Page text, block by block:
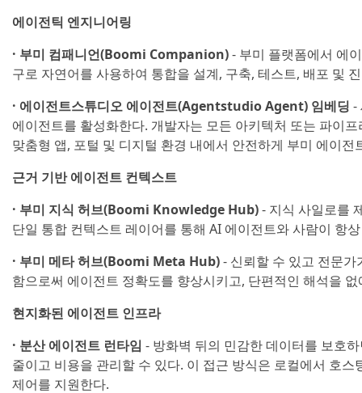
에이전틱 엔지니어링
· 부미 컴패니언(Boomi Companion)- 부미 플랫폼에서 에
구로 자연어를 사용하여 통합을 설계, 구축, 테스트, 배포 및
· 에이전트스튜디오 에이전트(Agentstudio Agent) 임베딩 -
에이전트를 활성화한다. 개발자는 모든 아키텍처 또는 파이
맞춤형 앱, 포털 및 디지털 환경 내에서 안전하게 부미 에이전
근거 기반 에이전트 컨텍스트
· 부미 지식 허브(Boomi Knowledge Hub)- 지식 사일로를
단일 통합 컨텍스트 레이어를 통해 AI 에이전트와 사람이 항
· 부미 메타 허브(Boomi Meta Hub)- 신뢰할 수 있고 전문
함으로써 에이전트 정확도를 향상시키고, 단편적인 해석을
현지화된 에이전트 인프라
· 분산 에이전트 런타임 - 방화벽 뒤의 민감한 데이터를 보호
줄이고 비용을 관리할 수 있다. 이 접근 방식은 로컬에서 호
제어를 지원한다.